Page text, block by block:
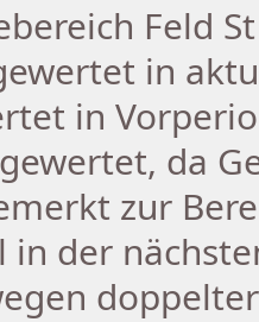
Feld
in
in
da
zur
in der